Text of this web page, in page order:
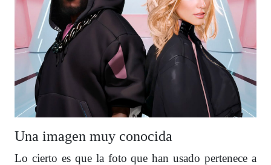
Una imagen muy conocida
Lo cierto es que la foto que han usado pertenece a